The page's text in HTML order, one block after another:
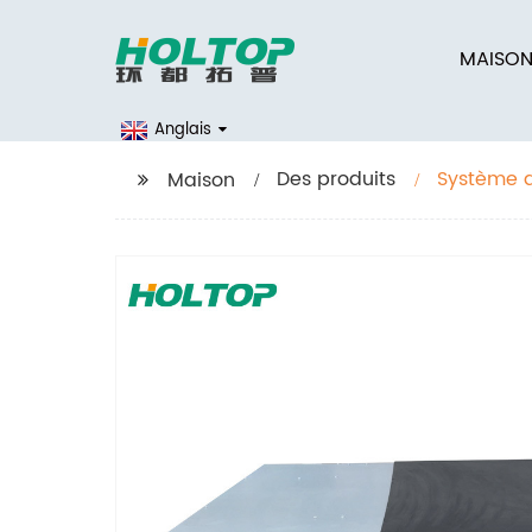
MAISON
Anglais
Maison Des produits
Système